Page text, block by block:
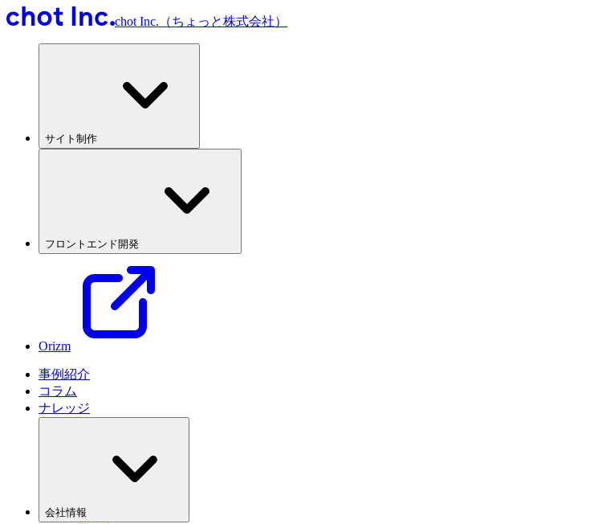
chot Inc.（ちょっと株式会社）
サイト制作
フロントエンド開発
Orizm
事例紹介
コラム
ナレッジ
会社情報